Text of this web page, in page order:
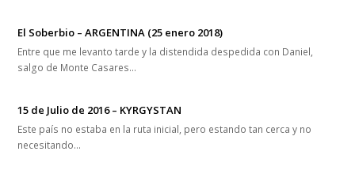
El Soberbio – ARGENTINA (25 enero 2018)
Entre que me levanto tarde y la distendida despedida con Daniel,
salgo de Monte Casares…
15 de Julio de 2016 – KYRGYSTAN
Este país no estaba en la ruta inicial, pero estando tan cerca y no
necesitando…